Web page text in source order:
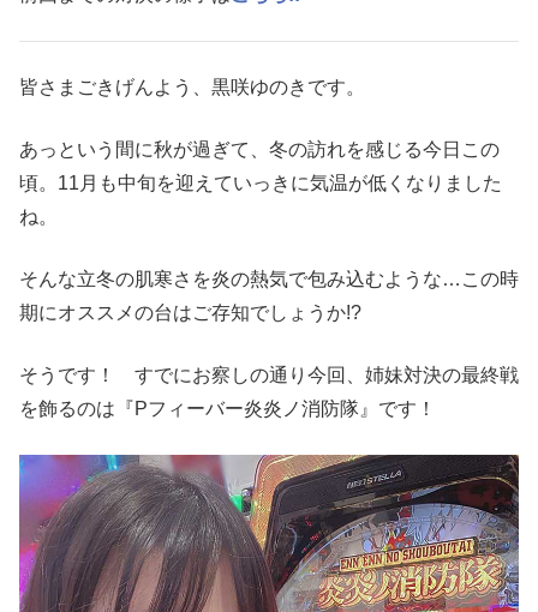
皆さまごきげんよう、黒咲ゆのきです。
あっという間に秋が過ぎて、冬の訪れを感じる今日この
頃。11月も中旬を迎えていっきに気温が低くなりました
ね。
そんな立冬の肌寒さを炎の熱気で包み込むような…この時
期にオススメの台はご存知でしょうか!?
そうです！ すでにお察しの通り今回、姉妹対決の最終戦
を飾るのは『Pフィーバー炎炎ノ消防隊』です！